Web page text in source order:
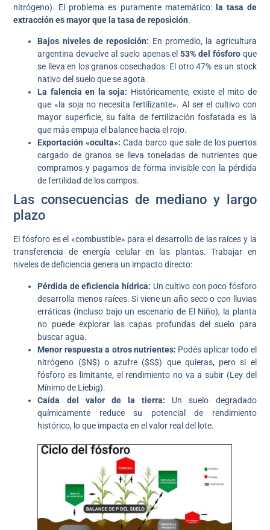
nitrógeno). El problema es puramente matemático:
la tasa de
extracción es mayor que la tasa de reposición.
Bajos niveles de reposición: En promedio, la agricultura
argentina devuelve al suelo apenas el53% del fósforoque
se lleva en los granos cosechados. El otro 47% es un stock
nativo del suelo que se agota.
La falencia en la soja: Históricamente, existe el mito de
que «la soja no necesita fertilizante». Al ser el cultivo con
mayor superficie, su falta de fertilización fosfatada es la
que más empuja el balance hacia el rojo.
Exportación «oculta»: Cada barco que sale de los puertos
cargado de granos se lleva toneladas de nutrientes que
compramos y pagamos de forma invisible con la pérdida
de fertilidad de los campos.
Las consecuencias de mediano y largo
plazo
El fósforo es el «combustible» para el desarrollo de las raíces y la
transferencia de energía celular en las plantas. Trabajar en
niveles de deficiencia genera un impacto directo:
Pérdida de eficiencia hídrica: Un cultivo con poco fósforo
desarrolla menos raíces. Si viene un año seco o con lluvias
erráticas (incluso bajo un escenario de El Niño), la planta
no puede explorar las capas profundas del suelo para
buscar agua.
Menor respuesta a otros nutrientes: Podés aplicar todo el
nitrógeno ($N$) o azufre ($S$) que quieras, pero si el
fósforo es limitante, el rendimiento no va a subir (Ley del
Mínimo de Liebig).
Caída del valor de la tierra: Un suelo degradado
químicamente reduce su potencial de rendimiento
histórico, lo que impacta en el valor real del lote.